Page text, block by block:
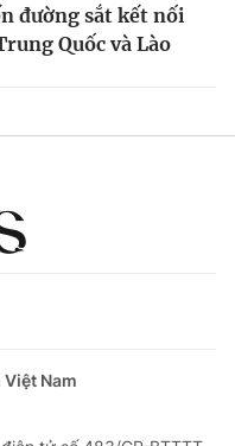
đường sắt kết nối
Quốc và Lào
Nam